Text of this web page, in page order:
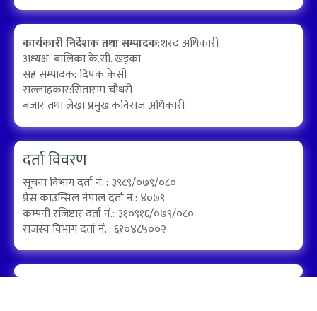
कार्यकारी निर्देशक तथा सम्पादक:शरद अधिकारी
अध्यक्ष: बालिका के.सी. खड्का
सह सम्पादक: दिपक केसी
सल्लाहकार:सिताराम चौधरी
बजार तथा लेखा प्रमुख:कविराज अधिकारी
दर्ता विवरण
सूचना विभाग दर्ता नं. : ३९८९/०७९/०८०
प्रेस काउन्सिल नेपाल दर्ता नं.: ४०७९
कम्पनी रजिष्टार दर्ता नं.: ३१०९१६/०७९/०८०
राजस्व विभाग दर्ता नं. : ६१०४८५००२